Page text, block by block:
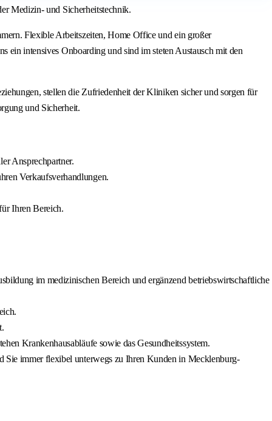
Medizin- und Sicherheitstechnik.
Flexible Arbeitszeiten, Home Office und ein großer
ein intensives Onboarding und sind im steten Austausch mit den
stellen die Zufriedenheit der Kliniken sicher und sorgen für
und Sicherheit.
Ansprechpartner.
Verkaufsverhandlungen.
Ihren Bereich.
im medizinischen Bereich und ergänzend betriebswirtschaftliche
Krankenhausabläufe sowie das Gesundheitssystem.
Sie immer flexibel unterwegs zu Ihren Kunden in Mecklenburg-